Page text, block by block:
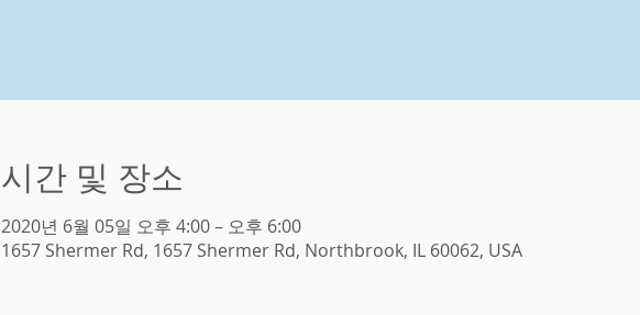
시간 및 장소
2020년 6월 05일 오후 4:00 – 오후 6:00
1657 Shermer Rd, 1657 Shermer Rd, Northbrook, IL 60062, USA